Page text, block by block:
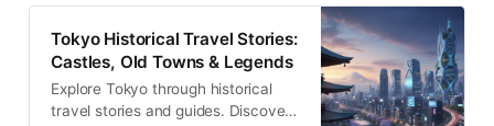
Tokyo Historical Travel Stories:
Castles, Old Towns & Legends
Explore Tokyo through historical
travel stories and guides. Discover